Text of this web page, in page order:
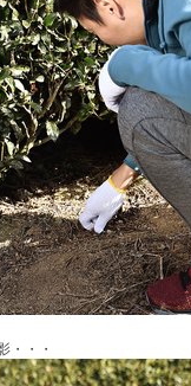
・・・